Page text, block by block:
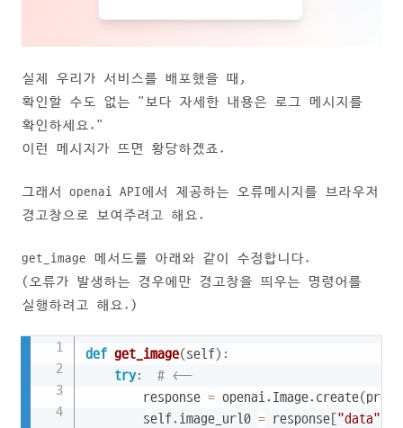
실제 우리가 서비스를 배포했을 때,
확인할 수도 없는 "보다 자세한 내용은 로그 메시지를
확인하세요."
이런 메시지가 뜨면 황당하겠죠.
그래서 openai API에서 제공하는 오류메시지를 브라우저
경고창으로 보여주려고 해요.
get_image 메서드를 아래와 같이 수정합니다.
(오류가 발생하는 경우에만 경고창을 띄우는 명령어를
실행하려고 해요.)
def get_image(self) :
try:
# <--
        response
= openai. Image. create(
        self
. image_url0 = response["data"